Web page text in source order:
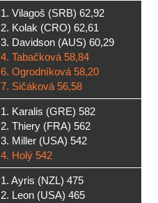
1. Vilagoš (SRB) 62,92
2. Kolak (CRO) 62,61
3. Davidson (AUS) 60,29
4. Tabačková 58,84
6. Ogrodníková 58,20
7. Sičáková 56,58
1. Karalis (GRE) 582
2. Thiery (FRA) 562
3. Miller (USA) 542
4. Holý 542
1. Ayris (NZL) 475
2. Leon (USA) 465